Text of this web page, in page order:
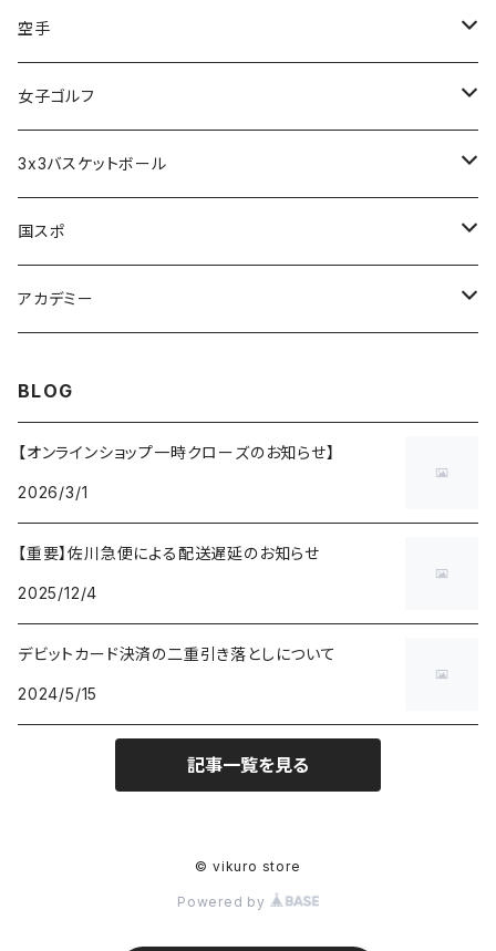
アルカディア奈良 - 公式グッズ -
アルカディア奈良 - ファンクラブ入会 -
空手
橋本大夢
女子ゴルフ
久世 夏乃香
3x3バスケットボール
奈良グレートブッターズ
国スポ
奈良県成年男子バスケットボール
アカデミー
BLOG
【オンラインショップ一時クローズのお知らせ】
2026/3/1
【重要】佐川急便による配送遅延のお知らせ
2025/12/4
デビットカード決済の二重引き落としについて
2024/5/15
記事一覧を見る
© vikuro store
Powered by